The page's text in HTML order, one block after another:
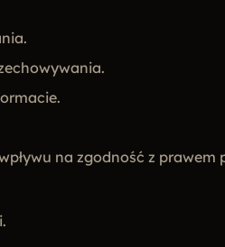
na zgodność z prawem